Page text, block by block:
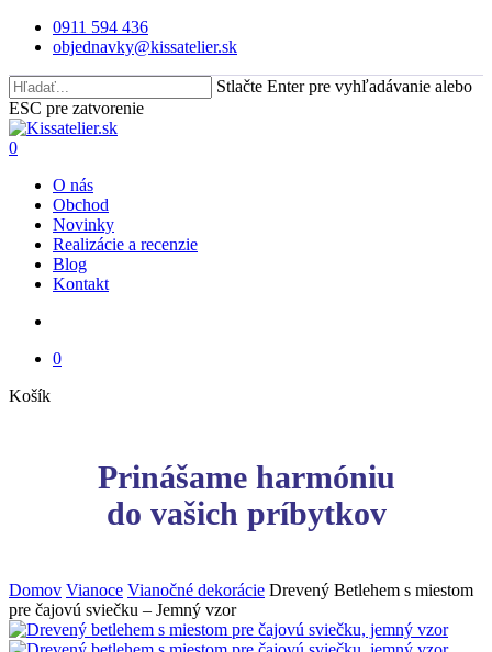
Skip
content
0911 594 436
objednavky@kissatelier.sk
Stlačte Enter pre vyhľadávanie alebo
ESC pre zatvorenie
Close
Search
search
0
O nás
Obchod
Novinky
Realizácie a recenzie
Blog
Kontakt
0
KošíkClose
Prinášame harmóniu
do vašich príbytkov
Domov Vianoce Vianočné dekorácie Drevený Betlehem s miestom
pre čajovú sviečku – Jemný vzor